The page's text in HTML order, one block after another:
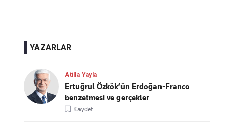
YAZARLAR
Atilla Yayla
Ertuğrul Özkök’ün Erdoğan-Franco
benzetmesi ve gerçekler
Kaydet